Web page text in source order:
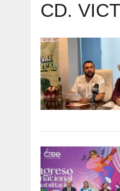
JULIO 30, 2026
JULIO 30, 2026 |
CD.